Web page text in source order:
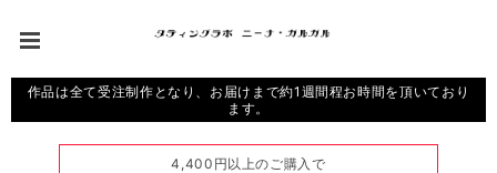
作品は全て受注制作となり、お届けまで約1週間程お時間を頂いており
ます。
4,400円以上のご購入で